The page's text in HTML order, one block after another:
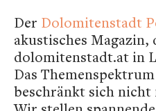
Der Dolomitenstadt
akustisches
dolomitenstadt.at in
Das
beschränkt sich nicht